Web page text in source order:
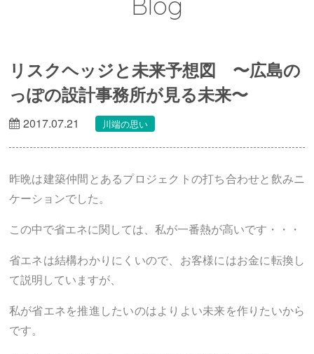
リスクヘッジと未来予想図 〜広島の
っぽの設計事務所が見る未来〜
2017.07.21 川端の思い
昨晩は建築仲間とあるプロジェクトの打ち合わせと飲みニ
ケーションでした。
この中で省エネに関しては、私が一番熱が高いです・・・
省エネは結構わかりにくいので、お客様にはお金に転換し
て説明していますが、
私が省エネを推進したいのはよりよい未来を作りたいから
です。